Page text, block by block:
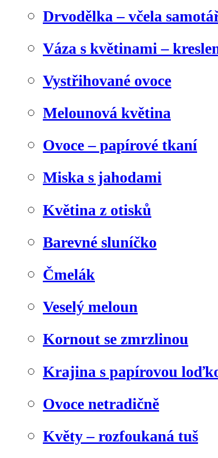
Drvodělka – včela
Váza s květinami –
Vystřihované ovoce
Melounová květina
Ovoce – papírové tkaní
Miska s jahodami
Květina z otisků
Barevné sluníčko
Čmelák
Veselý meloun
Kornout se zmrzlinou
Krajina s papírovou
Ovoce netradičně
Květy – rozfoukaná tuš